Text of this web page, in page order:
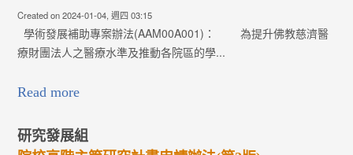
Created on 2024-01-04, 週四 03:15
學術發展補助專案辦法(AAM00A001)： 為提升佛教慈濟醫
療財團法人之醫療水準及推動各院區的學...
Read more
研究發展組